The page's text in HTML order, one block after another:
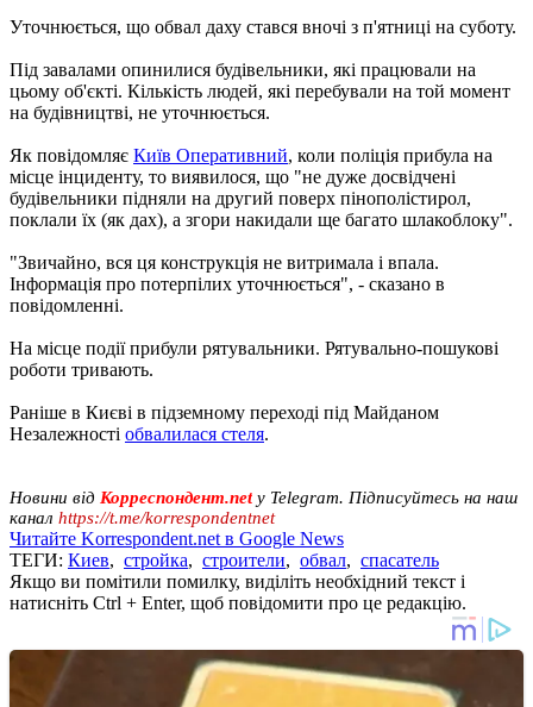
Уточнюється, що обвал даху стався вночі з п'ятниці на суботу.
Під завалами опинилися будівельники, які працювали на
цьому об'єкті. Кількість людей, які перебували на той момент
на будівництві, не уточнюється.
Як повідомляє Київ Оперативний, коли поліція прибула на
місце інциденту, то виявилося, що "не дуже досвідчені
будівельники підняли на другий поверх пінополістирол,
поклали їх (як дах), а згори накидали ще багато шлакоблоку".
"Звичайно, вся ця конструкція не витримала і впала.
Інформація про потерпілих уточнюється", - сказано в
повідомленні.
На місце події прибули рятувальники. Рятувально-пошукові
роботи тривають.
Раніше в Києві в підземному переході під Майданом
Незалежності обвалилася стеля.
Новини від Корреспондент.net у Telegram. Підписуйтесь на наш
канал https://t.me/korrespondentnet
Читайте Korrespondent.net в Google News
ТЕГИ: Киев, стройка, строители, обвал, спасатель
Якщо ви помітили помилку, виділіть необхідний текст і
натисніть Ctrl + Enter, щоб повідомити про це редакцію.